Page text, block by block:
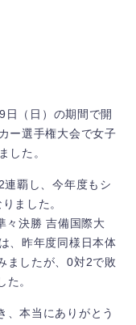
（日）の期間で開
ー選手権大会で女子
した。
覇し、今年度もシ
ました。
々決勝 吉備国際大
、昨年度同様日本体
ましたが、0対2で敗
。
、本当にありがとう